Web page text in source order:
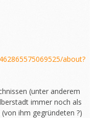
about?
(unter anderem
immer noch als
ihm gegründeten ?)